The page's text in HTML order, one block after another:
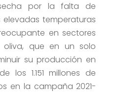
por la falta de
temperaturas
en sectores
que en un solo
su producción en
los 1.151 millones de
en la campaña 2021-